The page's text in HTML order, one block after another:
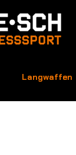
Langwaffen